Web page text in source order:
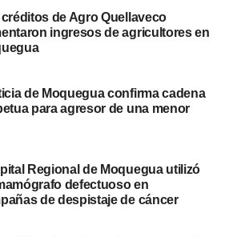
y comercio internacional»,
marca un hito en la modernización
decisivo para impulsar la
los procesos logísticos y
del Perú en los mercados
PORTUARIA NACIONAL
créditos de Agro Quellaveco
ingresos de agricultores en
de Moquegua confirma cadena
para agresor de una menor
Regional de Moquegua utilizó
defectuoso en
de despistaje de cáncer